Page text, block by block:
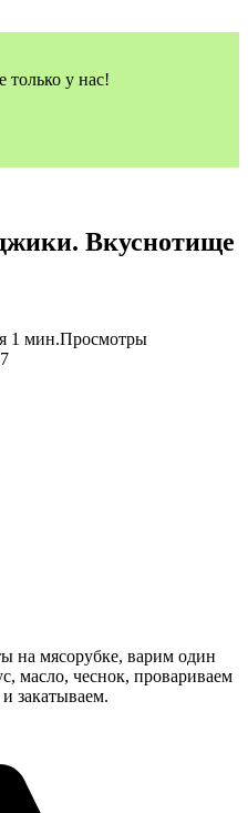
только у нас!
Вкуснотище
1 мин.Просмотры
на мясорубке, варим один
масло, чеснок, провариваем
закатываем.